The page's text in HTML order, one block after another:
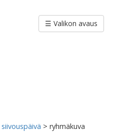
☰ Valikon avaus
> ryhmäkuva